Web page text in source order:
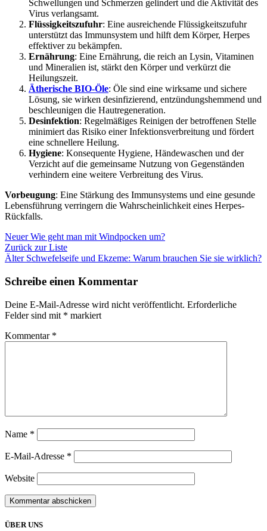
Schwellungen und Schmerzen gelindert und die Aktivität des
Virus verlangsamt.
Flüssigkeitszufuhr: Eine ausreichende Flüssigkeitszufuhr
unterstützt das Immunsystem und hilft dem Körper, Herpes
effektiver zu bekämpfen.
Ernährung: Eine Ernährung, die reich an Lysin, Vitaminen
und Mineralien ist, stärkt den Körper und verkürzt die
Heilungszeit.
Ätherische BIO-Öle: Öle sind eine wirksame und sichere
Lösung, sie wirken desinfizierend, entzündungshemmend und
beschleunigen die Hautregeneration.
Desinfektion: Regelmäßiges Reinigen der betroffenen Stelle
minimiert das Risiko einer Infektionsverbreitung und fördert
eine schnellere Heilung.
Hygiene: Konsequente Hygiene, Händewaschen und der
Verzicht auf die gemeinsame Nutzung von Gegenständen
verhindern eine weitere Verbreitung des Virus.
Vorbeugung: Eine Stärkung des Immunsystems und eine gesunde
Lebensführung verringern die Wahrscheinlichkeit eines Herpes-
Rückfalls.
Neuer Wie geht man mit Windpocken um?
Zurück zur Liste
Älter Schwefelseife und Ekzeme: Warum brauchen Sie sie wirklich?
Schreibe einen Kommentar
Deine E-Mail-Adresse wird nicht veröffentlicht. Erforderliche
Felder sind mit * markiert
Kommentar *
Name *
E-Mail-Adresse *
Website
ÜBER UNS